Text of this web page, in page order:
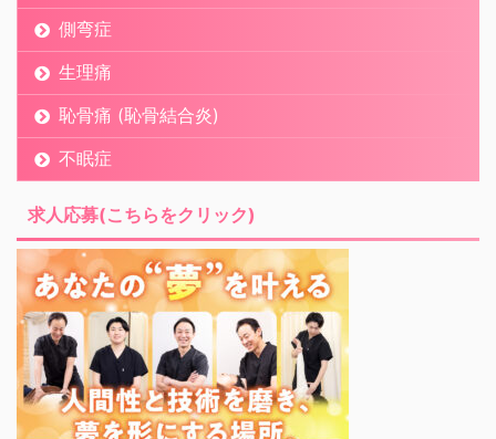
側弯症
生理痛
恥骨痛 (恥骨結合炎)
不眠症
求人応募(こちらをクリック)